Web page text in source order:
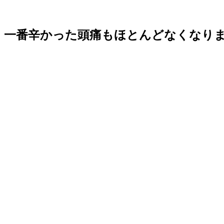
一番辛かった頭痛もほとんどなくなり